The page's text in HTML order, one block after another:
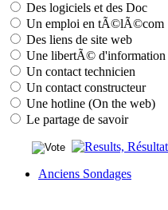
Des logiciels et des Doc
Un emploi en tÃ©lÃ©com
Des liens de site web
Une libertÃ© d'information
Un contact technicien
Un contact constructeur
Une hotline (On the web)
Le partage de savoir
Anciens Sondages